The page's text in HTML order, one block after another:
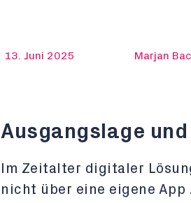
13. Juni 2025 Marjan
Ausgangslage
Im Zeitalter digitaler
nicht über eine eigene